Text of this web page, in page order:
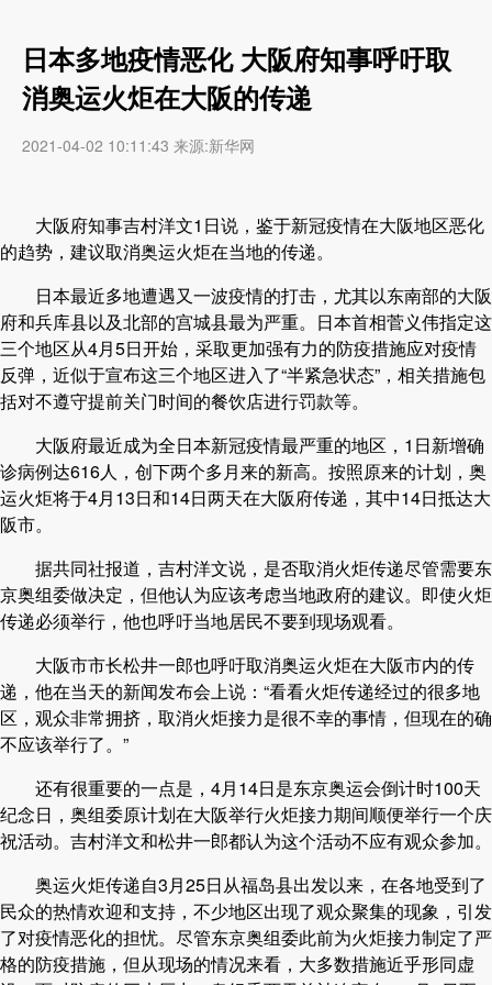
日本多地疫情恶化 大阪府知事呼吁取
消奥运火炬在大阪的传递
2021-04-02 10:11:43 来源:新华网
大阪府知事吉村洋文1日说，鉴于新冠疫情在大阪地区恶化
的趋势，建议取消奥运火炬在当地的传递。
日本最近多地遭遇又一波疫情的打击，尤其以东南部的大阪
府和兵库县以及北部的宫城县最为严重。日本首相菅义伟指定这
三个地区从4月5日开始，采取更加强有力的防疫措施应对疫情
反弹，近似于宣布这三个地区进入了“半紧急状态”，相关措施包
括对不遵守提前关门时间的餐饮店进行罚款等。
大阪府最近成为全日本新冠疫情最严重的地区，1日新增确
诊病例达616人，创下两个多月来的新高。按照原来的计划，奥
运火炬将于4月13日和14日两天在大阪府传递，其中14日抵达大
阪市。
据共同社报道，吉村洋文说，是否取消火炬传递尽管需要东
京奥组委做决定，但他认为应该考虑当地政府的建议。即使火炬
传递必须举行，他也呼吁当地居民不要到现场观看。
大阪市市长松井一郎也呼吁取消奥运火炬在大阪市内的传
递，他在当天的新闻发布会上说：“看看火炬传递经过的很多地
区，观众非常拥挤，取消火炬接力是很不幸的事情，但现在的确
不应该举行了。”
还有很重要的一点是，4月14日是东京奥运会倒计时100天
纪念日，奥组委原计划在大阪举行火炬接力期间顺便举行一个庆
祝活动。吉村洋文和松井一郎都认为这个活动不应有观众参加。
奥运火炬传递自3月25日从福岛县出发以来，在各地受到了
民众的热情欢迎和支持，不少地区出现了观众聚集的现象，引发
了对疫情恶化的担忧。尽管东京奥组委此前为火炬接力制定了严
格的防疫措施，但从现场的情况来看，大多数措施近乎形同虚